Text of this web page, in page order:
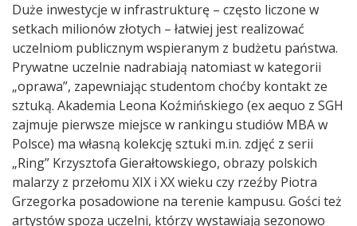
Duże inwestycje w infrastrukturę – często liczone w
setkach milionów złotych – łatwiej jest realizować
uczelniom publicznym wspieranym z budżetu państwa.
Prywatne uczelnie nadrabiają natomiast w kategorii
„oprawa”, zapewniając studentom choćby kontakt ze
sztuką. Akademia Leona Koźmińskiego (ex aequo z SGH
zajmuje pierwsze miejsce w rankingu studiów MBA w
Polsce) ma własną kolekcję sztuki m.in. zdjęć z serii
„Ring” Krzysztofa Gierałtowskiego, obrazy polskich
malarzy z przełomu XIX i XX wieku czy rzeźby Piotra
Grzegorka posadowione na terenie kampusu. Gości też
artystów spoza uczelni, którzy wystawiają sezonowo